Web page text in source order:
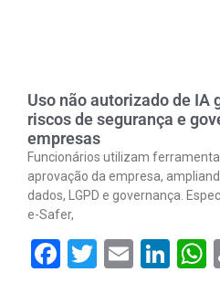
Uso não autorizado de IA
riscos de segurança e
empresas
Funcionários utilizam
aprovação da empresa,
dados, LGPD e governança.
e-Safer,
Facebook
Twitter
Email